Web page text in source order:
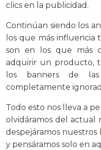
clics en la publicidad.
Continúan siendo los
los que más influencia
son en los que más
adquirir un producto,
los banners de
completamente
Todo esto nos lleva a
olvidáramos del actual
despejáramos
y pensáramos solo en